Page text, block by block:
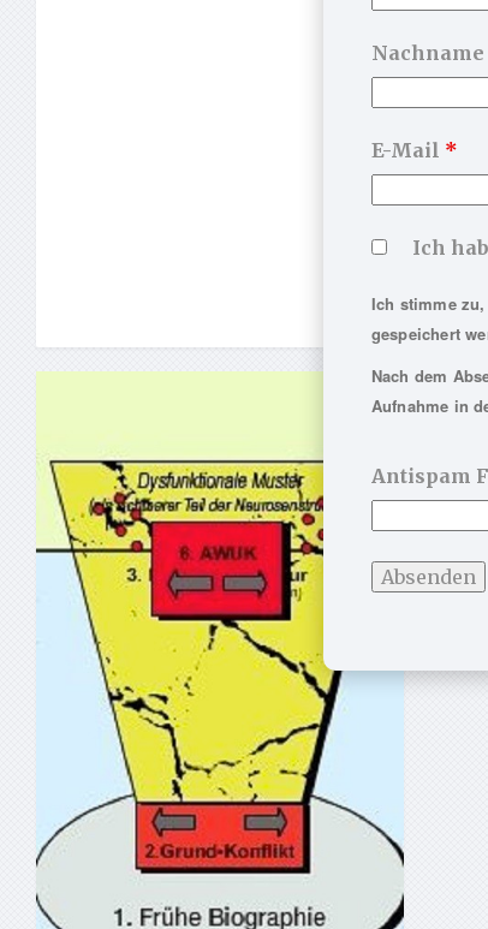
Nachname
E-Mail *
Ich
Ich stimme
gespeichert
Nach dem
Aufnahme in
Antispam